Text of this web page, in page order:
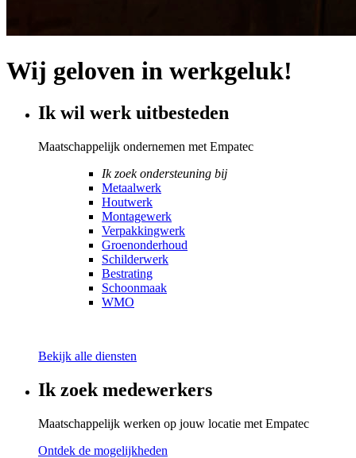
Wij geloven in werkgeluk!
Ik wil werk uitbesteden
Maatschappelijk ondernemen met Empatec
Ik zoek ondersteuning bij
Metaalwerk
Houtwerk
Montagewerk
Verpakkingwerk
Groenonderhoud
Schilderwerk
Bestrating
Schoonmaak
WMO
Bekijk alle diensten
Ik zoek medewerkers
Maatschappelijk werken op jouw locatie met Empatec
Ontdek de mogelijkheden